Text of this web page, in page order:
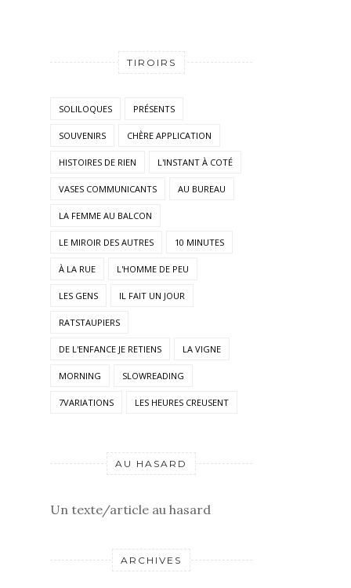
TIROIRS
SOLILOQUES PRÉSENTS
SOUVENIRS CHÈRE APPLICATION
HISTOIRES DE RIEN L'INSTANT À COTÉ
VASES COMMUNICANTS AU BUREAU
LA FEMME AU BALCON
LE MIROIR DES AUTRES 10 MINUTES
À LA RUE L'HOMME DE PEU
LES GENS IL FAIT UN JOUR
RATSTAUPIERS
DE L'ENFANCE JE RETIENS LA VIGNE
MORNING SLOWREADING
7VARIATIONS LES HEURES CREUSENT
AU HASARD
Un texte/article au hasard
ARCHIVES